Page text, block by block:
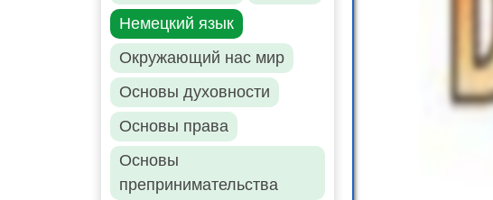
Немецкий язык
Окружающий нас мир
Основы духовности
Основы права
Основы
препринимательства